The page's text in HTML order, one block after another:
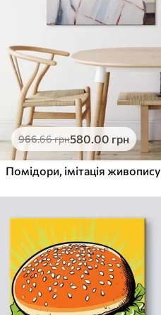
966.66грн580.00 грн
Помідори, імітація живопису